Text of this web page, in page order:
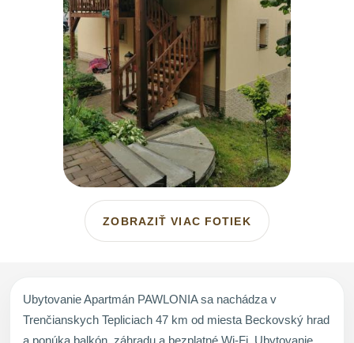
ZOBRAZIŤ VIAC FOTIEK
Ubytovanie Apartmán PAWLONIA sa nachádza v
Trenčianskych Tepliciach 47 km od miesta Beckovský hrad
a ponúka balkón, záhradu a bezplatné Wi-Fi. Ubytovanie